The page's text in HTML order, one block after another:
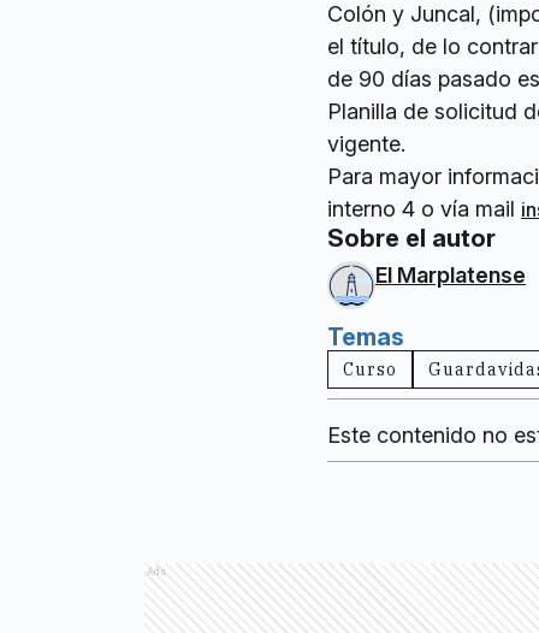
Colón y Juncal,
el título, de lo
de 90 días pasado
Planilla de solicitud
vigente.
Para mayor
interno 4 o vía mail
Sobre el autor
El Marplatense
Temas
Curso
Este contenido no
Ads